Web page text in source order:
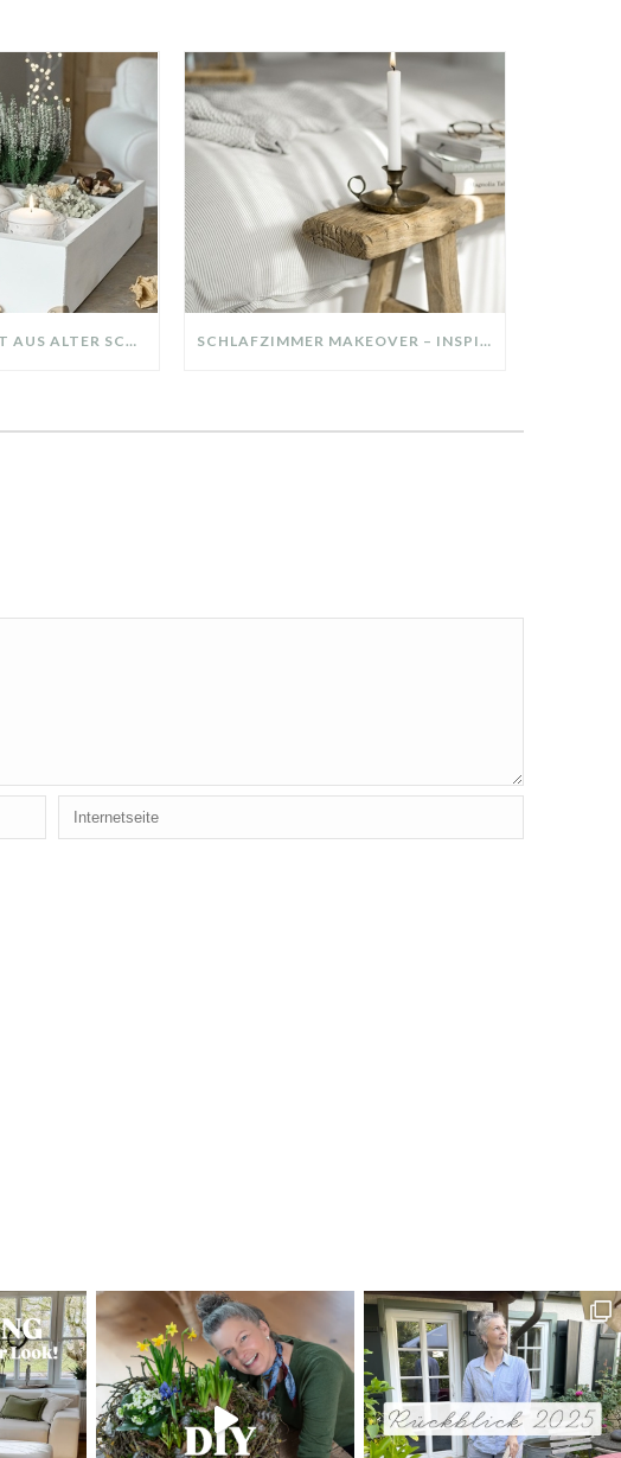
DIY-DEKO-TABLETT AUS ALTER SCHUBLADE – NACHHALTIGE HERBSTDEKO SELBER MACHEN! SCHLAFZIMMER MAKEOVER – INSPIRATION FÜR DEIN SCHLAFZIMMER: AUS ALT MACH NEU – HELL, GEMÜTLICH UND EINLADEND